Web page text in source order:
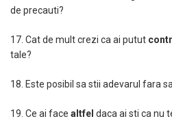
de precauti?
17. Cat de mult crezi ca ai putut
tale?
18. Este posibil sa stii adevarul fara sa
19. Ce ai face altfel daca ai sti ca nu